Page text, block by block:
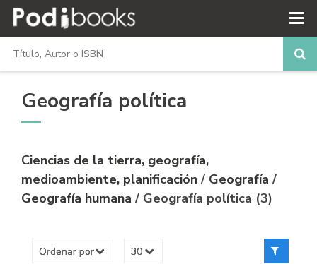
Geografía política
Ciencias de la tierra, geografía,
medioambiente, planificación/ Geografía/
Geografía humana/ Geografía política (3)